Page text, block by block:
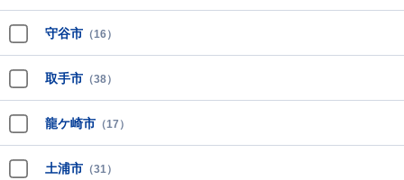
守谷市 （16）
取手市 （38）
龍ケ崎市 （17）
土浦市 （31）